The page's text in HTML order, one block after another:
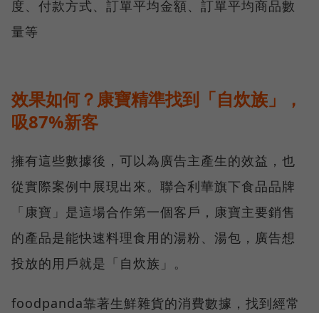
度、付款方式、訂單平均金額、訂單平均商品數
量等
效果如何？康寶精準找到「自炊族」，
吸87%新客
擁有這些數據後，可以為廣告主產生的效益，也
從實際案例中展現出來。聯合利華旗下食品品牌
「康寶」是這場合作第一個客戶，康寶主要銷售
的產品是能快速料理食用的湯粉、湯包，廣告想
投放的用戶就是「自炊族」。
foodpanda靠著生鮮雜貨的消費數據，找到經常